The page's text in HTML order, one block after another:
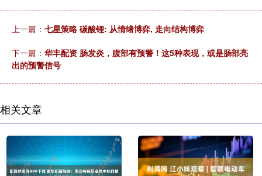
上一篇： 七星策略 碳酸锂: 从情绪博弈, 走向结构博弈
下一篇： 华丰配资 肠发炎，腹部有预警！这5种表现，或是肠部亮
出的预警信号
相关文章